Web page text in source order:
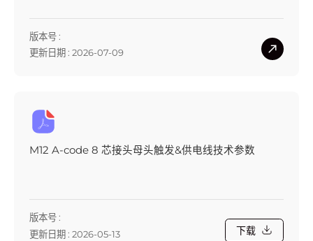
版本号 :
更新日期 : 2026-07-09
M12 A-code 8 芯接头母头触发&供电线技术参数
版本号 :
更新日期 : 2026-05-13
下载